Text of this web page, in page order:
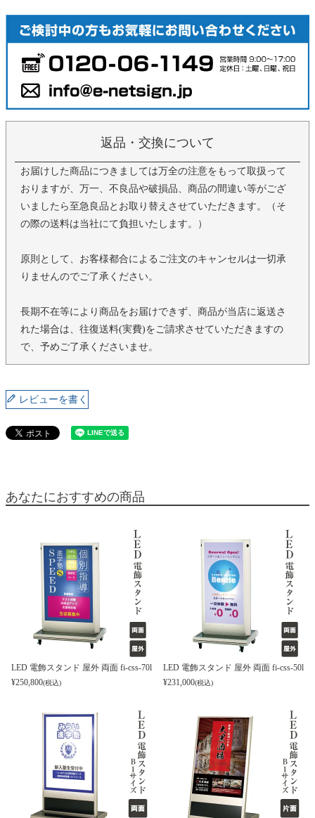
返品・交換について
お届けした商品につきましては万全の注意をもって取扱って
おりますが、万一、不良品や破損品、商品の間違い等がござ
いましたら至急良品とお取り替えさせていただきます。（そ
の際の送料は当社にて負担いたします。）
原則として、お客様都合によるご注文のキャンセルは一切承
りませんのでご了承ください。
長期不在等により商品をお届けできず、商品が当店に返送さ
れた場合は、往復送料(実費)をご請求させていただきますの
で、予めご了承くださいませ。
レビューを書く
あなたにおすすめの商品
LED 電飾スタンド 屋外 両面 fi-css-70l
¥250,800(税込)
LED 電飾スタンド 屋外 両面 fi-css-50l
¥231,000(税込)